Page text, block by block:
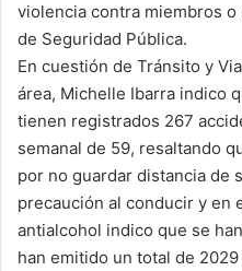
violencia contra miembros
de Seguridad Pública.
En cuestión de Tránsito y
área, Michelle Ibarra indico
tienen registrados 267
semanal de 59, resaltando
por no guardar distancia de
precaución al conducir y en
antialcohol indico que se
han emitido un total de